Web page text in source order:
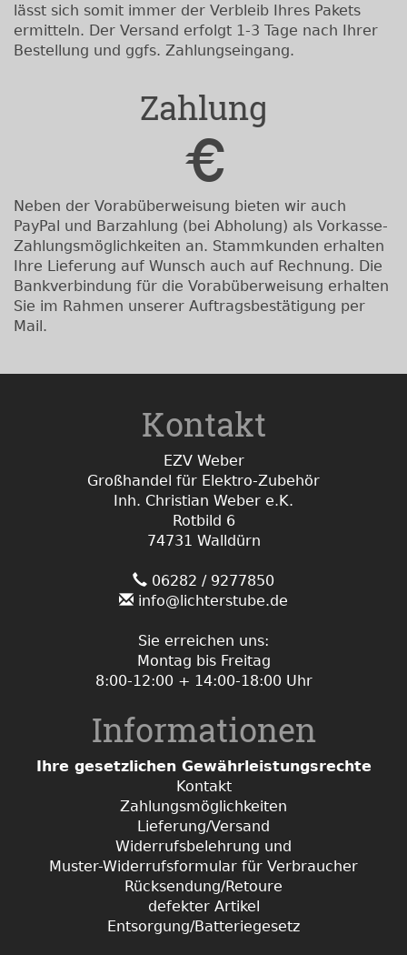
lässt sich somit immer der Verbleib Ihres Pakets
ermitteln. Der Versand erfolgt 1-3 Tage nach Ihrer
Bestellung und ggfs. Zahlungseingang.
Zahlung
Neben der Vorabüberweisung bieten wir auch
PayPal und Barzahlung (bei Abholung) als Vorkasse-
Zahlungsmöglichkeiten an. Stammkunden erhalten
Ihre Lieferung auf Wunsch auch auf Rechnung. Die
Bankverbindung für die Vorabüberweisung erhalten
Sie im Rahmen unserer Auftragsbestätigung per
Mail.
Kontakt
EZV Weber
Großhandel für Elektro-Zubehör
Inh. Christian Weber e.K.
Rotbild 6
74731 Walldürn
06282 / 9277850
info@lichterstube.de
Sie erreichen uns:
Montag bis Freitag
8:00-12:00 + 14:00-18:00 Uhr
Informationen
Ihre gesetzlichen Gewährleistungsrechte
Kontakt
Zahlungsmöglichkeiten
Lieferung/Versand
Widerrufsbelehrung und
Muster-Widerrufsformular für Verbraucher
Rücksendung/Retoure
defekter Artikel
Entsorgung/Batteriegesetz